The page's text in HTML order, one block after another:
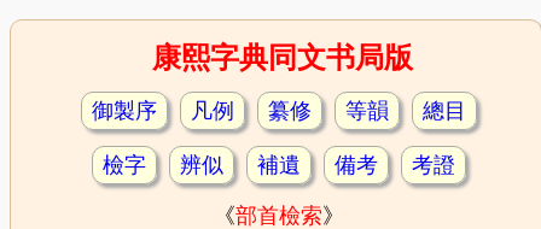
康熙字典同文书局版
御製序 凡例 纂修 等韻 總目
檢字 辨似 補遺 備考 考證
《部首檢索》